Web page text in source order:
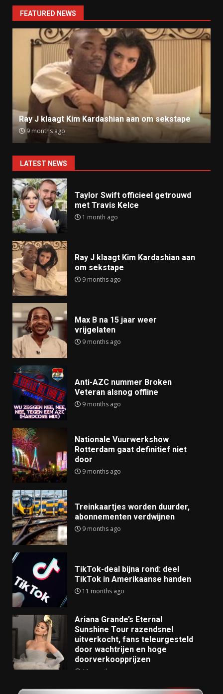
FEATURED NEWS
Anti-AZC nummer Broken Veteran alsnog offline
9 months ago
LATEST NEWS
Taylor Swift officieel getrouwd
met Travis Kelce
1 month ago
Ray J klaagt Kim Kardashian aan
om sekstape
9 months ago
Max B na 15 jaar weer
vrijgelaten
9 months ago
Anti-AZC nummer Broken
Veteran alsnog offline
9 months ago
Nationale Vuurwerkshow
Rotterdam gaat definitief niet
door
9 months ago
Treinkaartjes worden duurder,
abonnementen verdwijnen
9 months ago
TikTok-deal bijna rond: deel
TikTok in Amerikaanse handen
11 months ago
Ariana Grande’s Eternal
Sunshine Tour razendsnel
uitverkocht, fans teleurgesteld
door wachtrijen en hoge
doorverkoopprijzen
11 months ago